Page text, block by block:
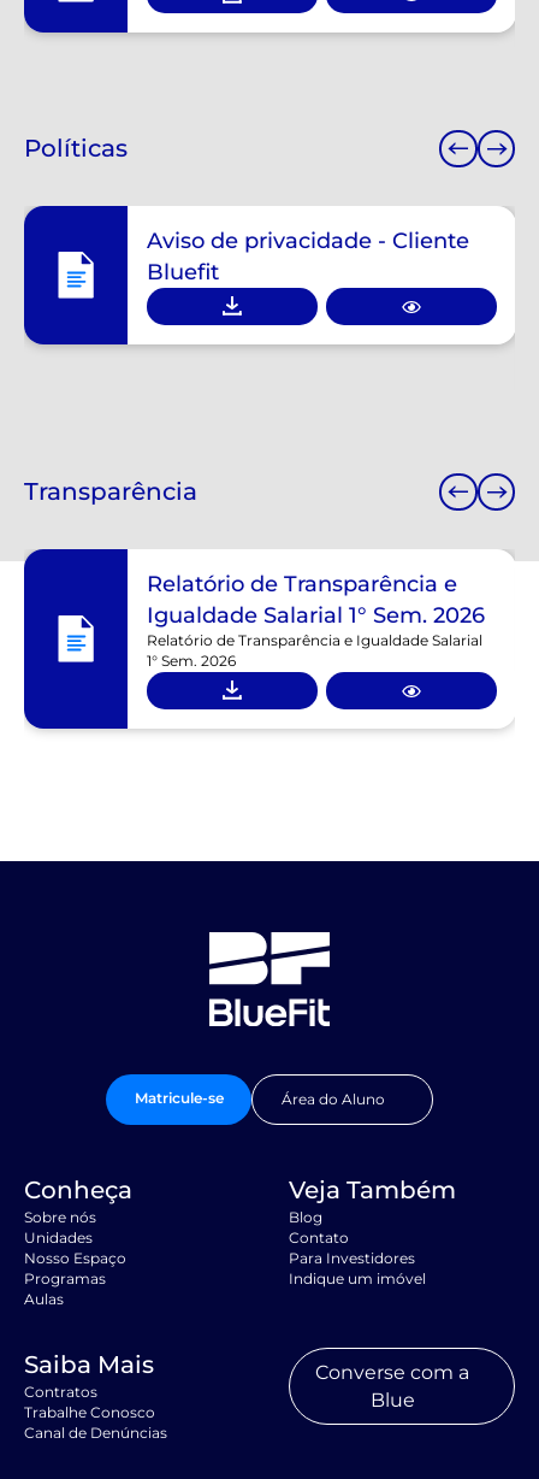
Políticas
Aviso de privacidade - Cliente
Bluefit
Transparência
Relatório de Transparência e
Igualdade Salarial 1° Sem. 2026
Relatório de Transparência e Igualdade Salarial
1° Sem. 2026
Matricule-se Área do Aluno
Conheça
Sobre nós
Unidades
Nosso Espaço
Programas
Aulas
Veja Também
Blog
Contato
Para Investidores
Indique um imóvel
Saiba Mais
Contratos
Trabalhe Conosco
Canal de Denúncias
Converse com a
Blue